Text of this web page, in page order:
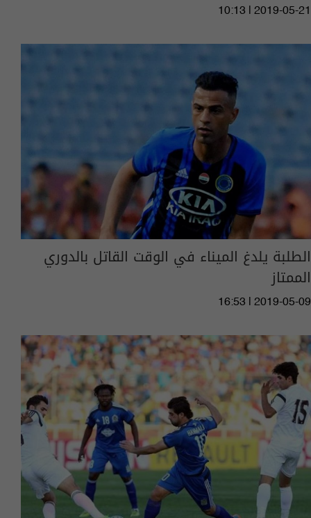
10:13 | 2019-05-21
الطلبة يلدغ الميناء في الوقت القاتل بالدوري
الممتاز
16:53 | 2019-05-09